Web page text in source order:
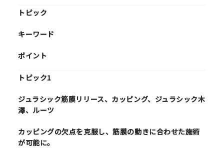
トピック
キーワード
ポイント
トピック1
ジュラシック筋膜リリース、カッピング、ジュラシック木
澤、ルーツ
カッピングの欠点を克服し、筋膜の動きに合わせた施術
が可能に。